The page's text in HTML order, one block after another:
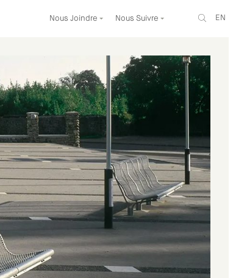
Nous Joindre Nous Suivre EN